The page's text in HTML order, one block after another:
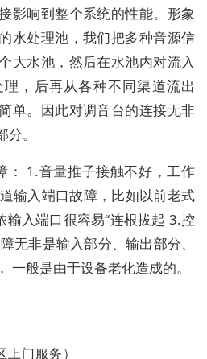
影响到整个系统的性能。形象
水处理池，我们把多种音源信
大水池，然后在水池内对流入
，后再从各种不同渠道流出
单。因此对调音台的连接无非
。
： 1.音量推子接触不好，工作
输入端口故障，比如以前老式
输入端口很容易“连根拔起 3.控
无非是输入部分、输出部分、
一般是由于设备老化造成的。
门服务）